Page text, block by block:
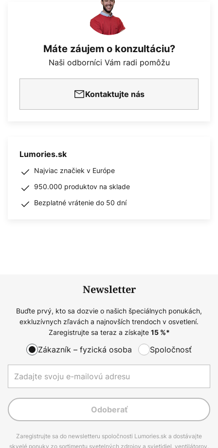
Máte záujem o konzultáciu?
Naši odborníci Vám radi pomôžu
Kontaktujte nás
Lumories.sk
Najviac značiek v Európe
950.000 produktov na sklade
Bezplatné vrátenie do 50 dní
Newsletter
Buďte prvý, kto sa dozvie o našich špeciálnych ponukách,
exkluzívnych zľavách a najnovších trendoch v osvetlení.
Zaregistrujte sa teraz a získajte 15%*
Zákazník – fyzická osoba Spoločnosť
Odoberať
Zaregistrujte sa do newsletteru spoločnosti Lumories.sk a dostávajte
skvelé ponuky zo sortimentu svetelných zdrojov a svietidiel, ventilátorov,